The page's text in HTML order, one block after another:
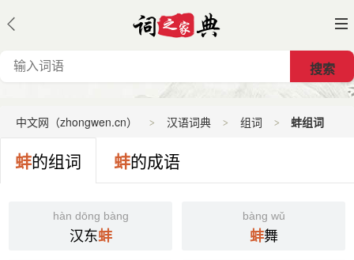
中文网（zhongwen.cn） 汉语词典 组词 蚌组词
蚌的组词 蚌的成语
hàn dōng bàng
汉东蚌
bàng wǔ
蚌舞